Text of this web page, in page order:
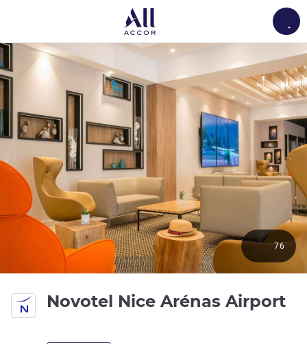
Novotel Nice Arénas Airport4
76